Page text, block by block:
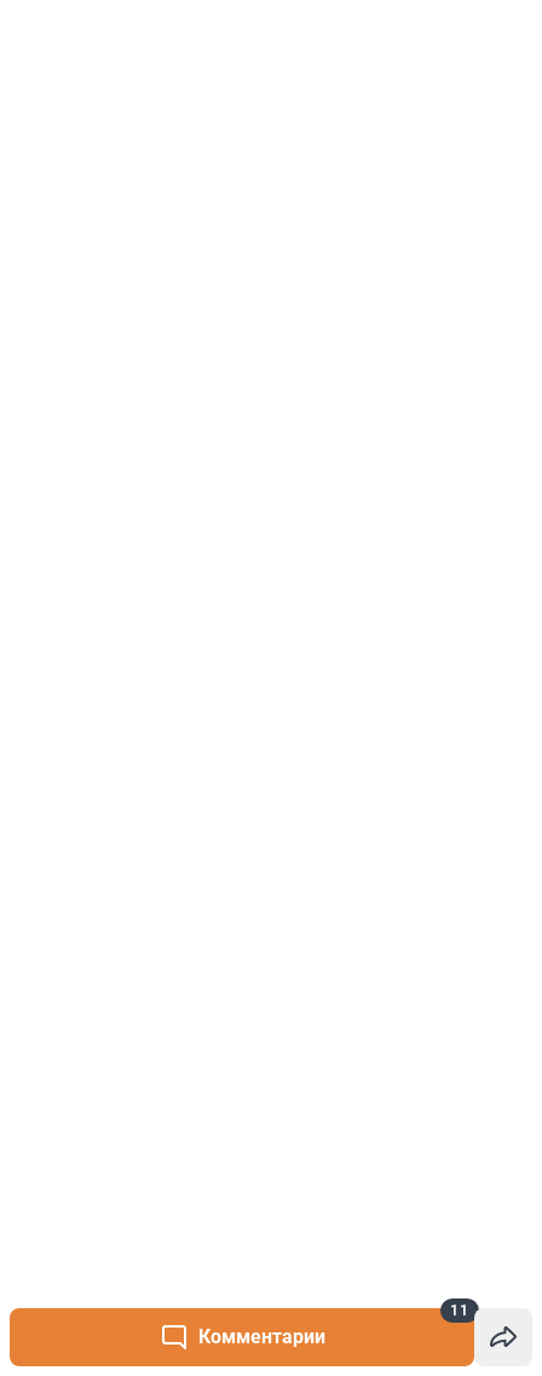
Комментарии
11